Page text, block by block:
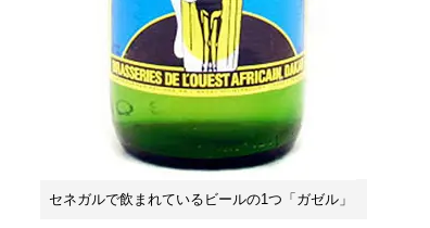
セネガルで飲まれているビールの1つ「ガゼル」